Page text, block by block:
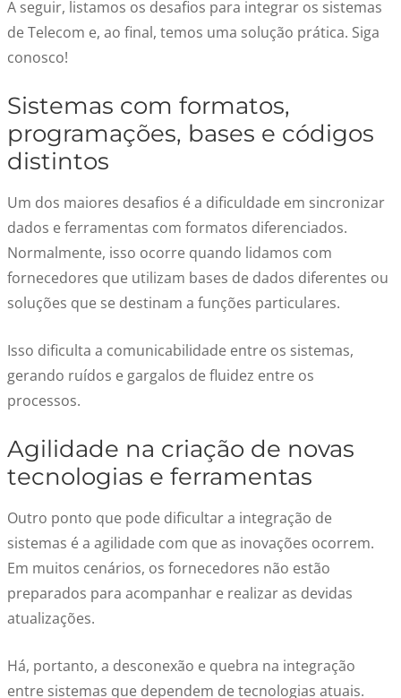
A seguir, listamos os desafios para integrar os sistemas
de Telecom e, ao final, temos uma solução prática. Siga
conosco!
Sistemas com formatos,
programações, bases e códigos
distintos
Um dos maiores desafios é a dificuldade em sincronizar
dados e ferramentas com formatos diferenciados.
Normalmente, isso ocorre quando lidamos com
fornecedores que utilizam bases de dados diferentes ou
soluções que se destinam a funções particulares.
Isso dificulta a comunicabilidade entre os sistemas,
gerando ruídos e gargalos de fluidez entre os
processos.
Agilidade na criação de novas
tecnologias e ferramentas
Outro ponto que pode dificultar a integração de
sistemas é a agilidade com que as inovações ocorrem.
Em muitos cenários, os fornecedores não estão
preparados para acompanhar e realizar as devidas
atualizações.
Há, portanto, a desconexão e quebra na integração
entre sistemas que dependem de tecnologias atuais.